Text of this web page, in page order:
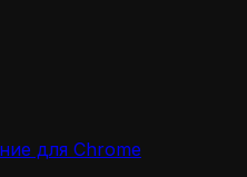
для Chrome